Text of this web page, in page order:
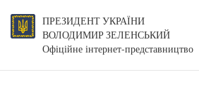
ПРЕЗИДЕНТ УКРАЇНИ
ВОЛОДИМИР ЗЕЛЕНСЬКИЙ
Офіційне інтернет-представництво